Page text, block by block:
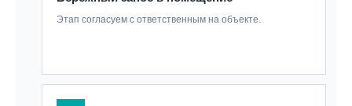
Этап согласуем с ответственным на объекте.